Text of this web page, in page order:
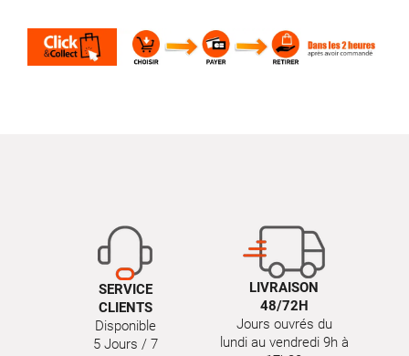
SERVICE
CLIENTS
Disponible
5 Jours / 7
LIVRAISON
48/72H
Jours ouvrés du
lundi au vendredi 9h à